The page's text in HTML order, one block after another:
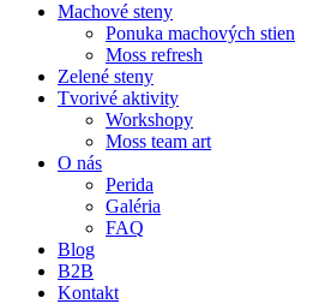
Machové steny
Ponuka machových stien
Moss refresh
Zelené steny
Tvorivé aktivity
Workshopy
Moss team art
O nás
Perida
Galéria
FAQ
Blog
B2B
Kontakt